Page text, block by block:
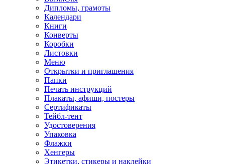
Дипломы, грамоты
Календари
Книги
Конверты
Коробки
Листовки
Меню
Открытки и приглашения
Папки
Печать инструкций
Плакаты, афиши, постеры
Сертификаты
Тейбл-тент
Удостоверения
Упаковка
Флажки
Хенгеры
Этикетки, стикеры и наклейки